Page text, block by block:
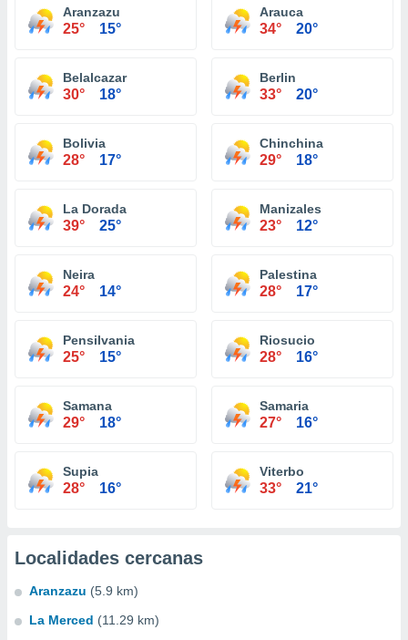
Aranzazu
25° 15°
Arauca
34° 20°
Belalcazar
30° 18°
Berlin
33° 20°
Bolivia
28° 17°
Chinchina
29° 18°
La Dorada
39° 25°
Manizales
23° 12°
Neira
24° 14°
Palestina
28° 17°
Pensilvania
25° 15°
Riosucio
28° 16°
Samana
29° 18°
Samaria
27° 16°
Supia
28° 16°
Viterbo
33° 21°
Localidades cercanas
Aranzazu (5.9 km)
La Merced (11.29 km)